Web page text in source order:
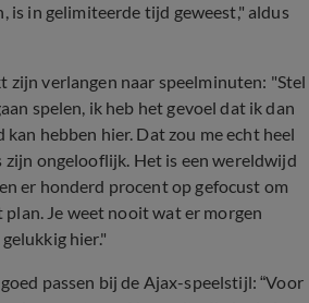
is in gelimiteerde tijd geweest," aldus
zijn verlangen naar speelminuten: "Stel
spelen, ik heb het gevoel dat ik dan
hebben hier. Dat zou me echt heel
zijn ongelooflijk. Het is een wereldwijd
er honderd procent op gefocust om
Je weet nooit wat er morgen
hier."
passen bij de Ajax-speelstijl: “Voor